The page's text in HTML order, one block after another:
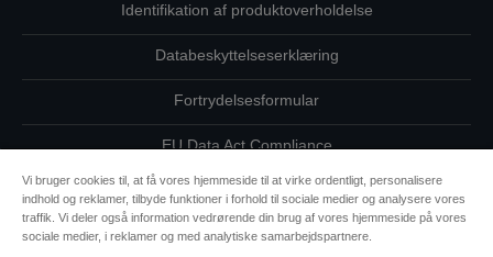
Identifikation af produktoverholdelse
Databeskyttelseserklæring
Fortrydelsesformular
EU Data Act Compliance
Kontakt os vedrørende dine data
Oplysninger om cookies
Vi bruger cookies til, at få vores hjemmeside til at virke ordentligt, personalisere
indhold og reklamer, tilbyde funktioner i forhold til sociale medier og analysere vores
traffik. Vi deler også information vedrørende din brug af vores hjemmeside på vores
sociale medier, i reklamer og med analytiske samarbejdspartnere.